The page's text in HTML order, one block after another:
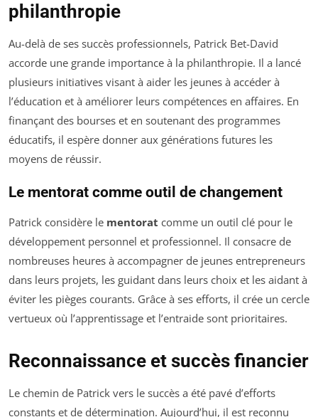
philanthropie
Au-delà de ses succès professionnels, Patrick Bet-David
accorde une grande importance à la philanthropie. Il a lancé
plusieurs initiatives visant à aider les jeunes à accéder à
l’éducation et à améliorer leurs compétences en affaires. En
finançant des bourses et en soutenant des programmes
éducatifs, il espère donner aux générations futures les
moyens de réussir.
Le mentorat comme outil de changement
Patrick considère le mentorat comme un outil clé pour le
développement personnel et professionnel. Il consacre de
nombreuses heures à accompagner de jeunes entrepreneurs
dans leurs projets, les guidant dans leurs choix et les aidant à
éviter les pièges courants. Grâce à ses efforts, il crée un cercle
vertueux où l’apprentissage et l’entraide sont prioritaires.
Reconnaissance et succès financier
Le chemin de Patrick vers le succès a été pavé d’efforts
constants et de détermination. Aujourd’hui, il est reconnu